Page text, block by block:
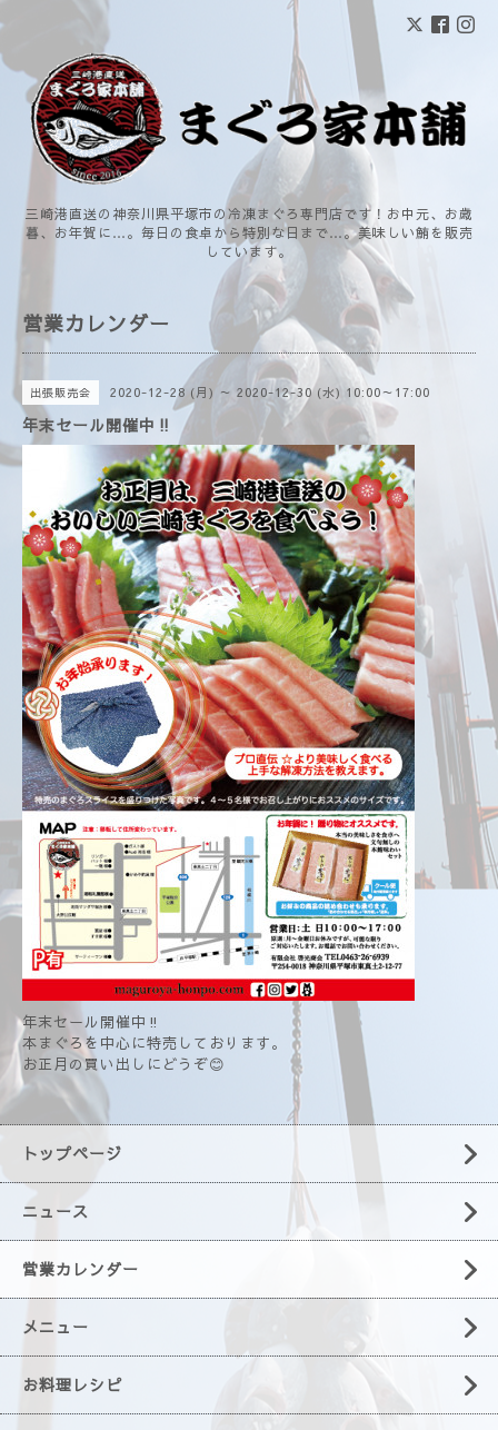
三崎港直送の神奈川県平塚市の冷凍まぐろ専門店です！お中元、お歳
暮、お年賀に…。毎日の食卓から特別な日まで…。美味しい鮪を販売
しています。
営業カレンダー
出張販売会 2020-12-28 (月) ～ 2020-12-30 (水) 10:00～17:00
年末セール開催中‼️
年末セール開催中‼️
本まぐろを中心に特売しております。
お正月の買い出しにどうぞ😊
トップページ
ニュース
営業カレンダー
メニュー
お料理レシピ